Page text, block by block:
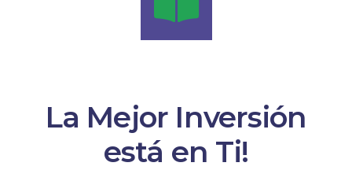
La Mejor Inversión
está en Ti!